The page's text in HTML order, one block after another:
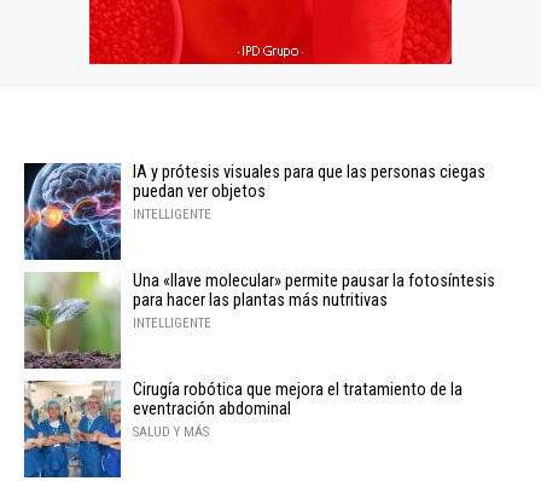
IA y prótesis visuales para que las personas ciegas
puedan ver objetos
INTELLIGENTE
Una «llave molecular» permite pausar la fotosíntesis
para hacer las plantas más nutritivas
INTELLIGENTE
Cirugía robótica que mejora el tratamiento de la
eventración abdominal
SALUD Y MÁS